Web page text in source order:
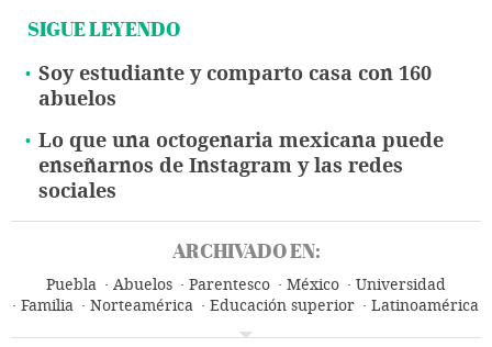
SIGUE LEYENDO
Soy estudiante y comparto casa con 160
abuelos
Lo que una octogenaria mexicana puede
enseñarnos de Instagram y las redes
sociales
ARCHIVADO EN:
Puebla Abuelos Parentesco México
Universidad
Familia
Norteamérica Educación superior
Latinoamérica